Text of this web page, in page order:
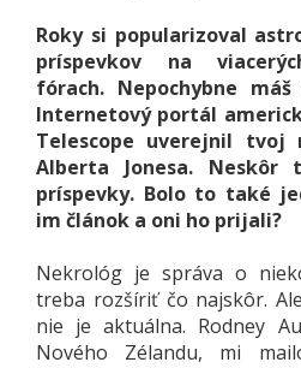
Roky si popularizoval
príspevkov na
fórach. Nepochybne
Internetový portál
Telescope uverejnil
Alberta Jonesa.
príspevky. Bolo to také
im článok a oni ho prijali?
Nekrológ je správa o
treba rozšíriť čo najskôr.
nie je aktuálna. Rodney
Nového Zélandu, mi